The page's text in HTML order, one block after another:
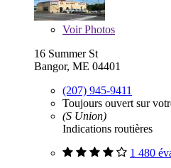
VoirPhotos
16 Summer St
Bangor, ME 04401
(207) 945-9411
Toujours ouvert sur
(S Union)
Indications routières
1 480